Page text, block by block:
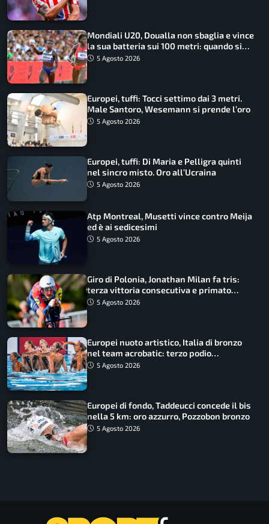
Mondiali U20, Doualla non sbaglia e vince
la sua batteria sui 100 metri: quando si
disputano le finali
5 Agosto 2026
Europei, tuffi: Tocci settimo dai 3 metri.
Male Santoro, Wesemann si prende l’oro
5 Agosto 2026
Europei, tuffi: Di Maria e Pelligra quinti
nel sincro misto. Oro all’Ucraina
5 Agosto 2026
Atp Montreal, Musetti vince contro Meija
ed è ai sedicesimi
5 Agosto 2026
Giro di Polonia, Jonathan Milan fa tris:
terza vittoria consecutiva e primato
rafforzato
5 Agosto 2026
Europei nuoto artistico, Italia di bronzo
nel team acrobatic: terzo podio
consecutivo
5 Agosto 2026
Europei di fondo, Taddeucci concede il bis
nella 5 km: oro azzurro, Pozzobon bronzo
5 Agosto 2026